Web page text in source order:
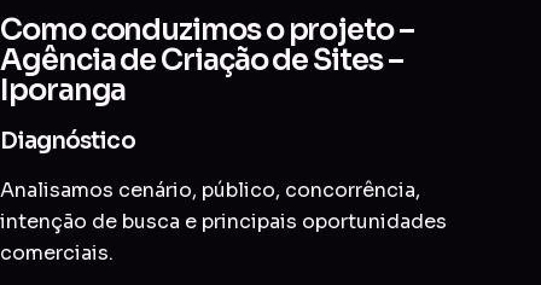
Como conduzimos o projeto –
Agência de Criação de Sites –
Iporanga
Diagnóstico
Analisamos cenário, público, concorrência,
intenção de busca e principais oportunidades
comerciais.